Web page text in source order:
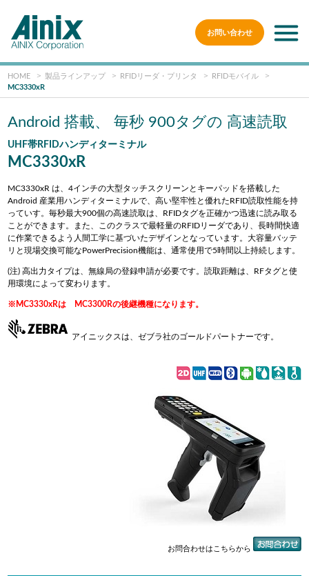
お問い合わせ
HOME 製品ラインアップ RFIDリーダ・プリンタ
RFIDモバイル
MC3330xR
Android 搭載、 毎秒 900タグの 高速読取
UHF帯RFIDハンディターミナル
MC3330xR
MC3330xR は、4インチの大型タッチスクリーンとキーパッドを搭載した
Android 産業用ハンディターミナルで、高い堅牢性と優れたRFID読取性能を持
っていす。毎秒最大900個の高速読取は、RFIDタグを正確かつ迅速に読み取る
ことができます。また、このクラスで最軽量のRFIDリーダであり、長時間快適
に作業できるよう人間工学に基づいたデザインとなっています。大容量バッテ
リと現場交換可能なPowerPrecision機能は、通常使用で5時間以上持続します。
(注) 高出力タイプは、無線局の登録申請が必要です。読取距離は、RFタグと使
用環境によって変わります。
※MC3330xRは MC3300Rの後継機種になります。
アイニックスは、ゼブラ社のゴールドパートナーです。
お問合わせはこちらから